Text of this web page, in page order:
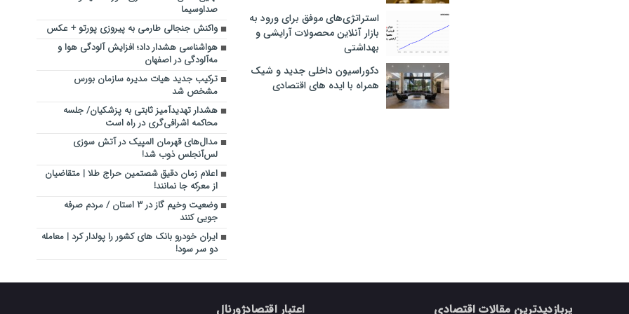
استراتژی‌های موفق برای ورود به
بازار آنلاین محصولات آرایشی و
بهداشتی
دکوراسیون داخلی جدید و شیک
همراه با ایده های اقتصادی
صداوسیما
واکنش جنجالی طارمی به پیروزی پورتو + عکس
هواشناسی هشدار داد؛ افزایش آلودگی هوا و
مه‌آلودگی در اصفهان
ترکیب جدید هیات مدیره سازمان بورس
مشخص شد
هشدار تهدیدآمیز ثابتی به پزشکیان/ جلسه
محاکمه اشرافی‌گری در راه است
مدال‌های قهرمان المپیک در آتش سوزی
لس‌آنجلس ذوب شد!
اعلام زمان دقیق شصتمین حراج طلا | متقاضیان
از معرکه جا نمانند!
وضعیت وخیم گاز در ۳ استان / مردم صرفه
جویی کنند
ایران خودرو بانک های کشور را پولدار کرد | معامله
دو سر سود!
پربازدیدترین مقالات اقتصادی اعتبار اقتصادژورنال